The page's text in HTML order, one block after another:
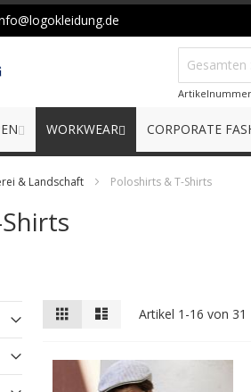
WORKWEAR CORPORATE
& Landschaft Poloshirts & T-Shirts
Anzeigen
als
Liste Artikel 1 -16 von 31